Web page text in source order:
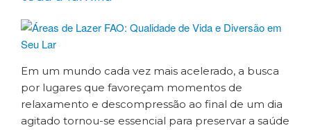
Em um mundo cada vez mais acelerado, a busca
por lugares que favoreçam momentos de
relaxamento e descompressão ao final de um dia
agitado tornou-se essencial para preservar a saúde